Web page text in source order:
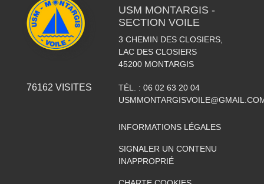
76162 VISITES
USM MONTARGIS -
SECTION VOILE
3 CHEMIN DES CLOSIERS,
LAC DES CLOSIERS
45200 MONTARGIS
TÉL. : 06 02 63 20 04
INFORMATIONS LÉGALES
SIGNALER UN CONTENU
INAPPROPRIÉ